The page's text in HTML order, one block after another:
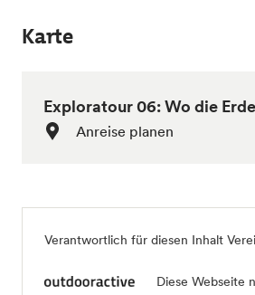
Karte
Exploratour 06: Wo die
Anreise planen
Verantwortlich für diesen Inhalt
Diese Webseite